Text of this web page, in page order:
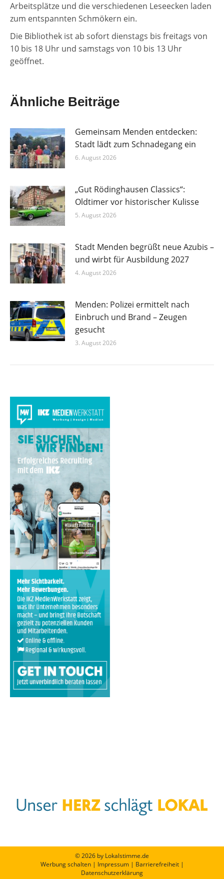
Arbeitsplätze und die verschiedenen Leseecken laden
zum entspannten Schmökern ein.
Die Bibliothek ist ab sofort dienstags bis freitags von
10 bis 18 Uhr und samstags von 10 bis 13 Uhr
geöffnet.
Ähnliche Beiträge
Gemeinsam Menden entdecken:
Stadt lädt zum Schnadegang ein
6. August 2026
„Gut Rödinghausen Classics“:
Oldtimer vor historischer Kulisse
5. August 2026
Stadt Menden begrüßt neue Azubis –
und wirbt für Ausbildung 2027
4. August 2026
Menden: Polizei ermittelt nach
Einbruch und Brand – Zeugen
gesucht
3. August 2026
© 2026 by Lokalstimme.de
Werbung schalten| Impressum| Barrierefreiheit|
Datenschutzerklärung